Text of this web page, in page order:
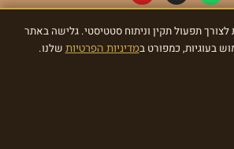
תפעול תקין וניתוח סטטיסטי. גלישה באתר
בעוגיות, כמפורט במדיניות הפרטיותשלנו.